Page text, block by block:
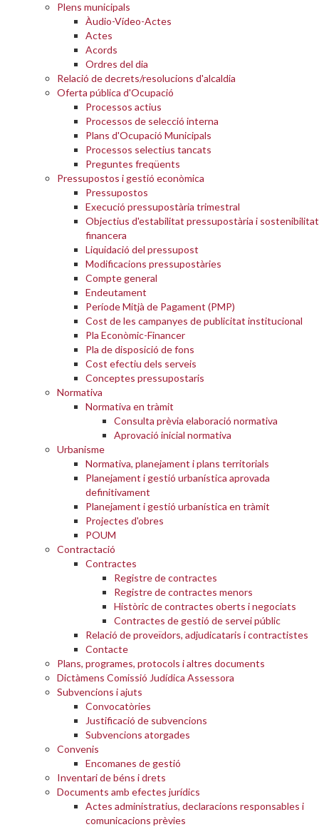
Plens municipals
Àudio-Vídeo-Actes
Actes
Acords
Ordres del dia
Relació de decrets/resolucions d'alcaldia
Oferta pública d'Ocupació
Processos actius
Processos de selecció interna
Plans d'Ocupació Municipals
Processos selectius tancats
Preguntes freqüents
Pressupostos i gestió econòmica
Pressupostos
Execució pressupostària trimestral
Objectius d'estabilitat pressupostària i sostenibilitat
financera
Liquidació del pressupost
Modificacions pressupostàries
Compte general
Endeutament
Període Mitjà de Pagament (PMP)
Cost de les campanyes de publicitat institucional
Pla Econòmic-Financer
Pla de disposició de fons
Cost efectiu dels serveis
Conceptes pressupostaris
Normativa
Normativa en tràmit
Consulta prèvia elaboració normativa
Aprovació inicial normativa
Urbanisme
Normativa, planejament i plans territorials
Planejament i gestió urbanística aprovada
definitivament
Planejament i gestió urbanística en tràmit
Projectes d'obres
POUM
Contractació
Contractes
Registre de contractes
Registre de contractes menors
Històric de contractes oberts i negociats
Contractes de gestió de servei públic
Relació de proveïdors, adjudicataris i contractistes
Contacte
Plans, programes, protocols i altres documents
Dictàmens Comissió Judídica Assessora
Subvencions i ajuts
Convocatòries
Justificació de subvencions
Subvencions atorgades
Convenis
Encomanes de gestió
Inventari de béns i drets
Documents amb efectes jurídics
Actes administratius, declaracions responsables i
comunicacions prèvies